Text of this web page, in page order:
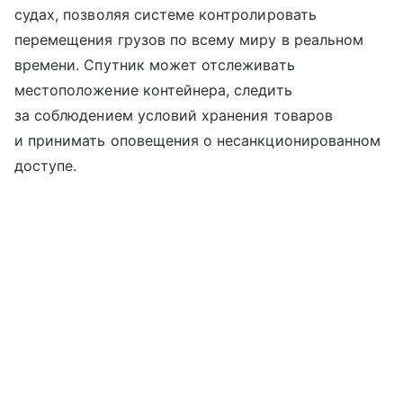
судах, позволяя системе контролировать
перемещения грузов по всему миру в реальном
времени. Спутник может отслеживать
местоположение контейнера, следить
за соблюдением условий хранения товаров
и принимать оповещения о несанкционированном
доступе.